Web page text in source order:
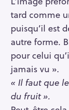
tard comme
puisqu’il est
autre forme.
pour celui
jamais vu ».
« Il faut que
du fruit ».